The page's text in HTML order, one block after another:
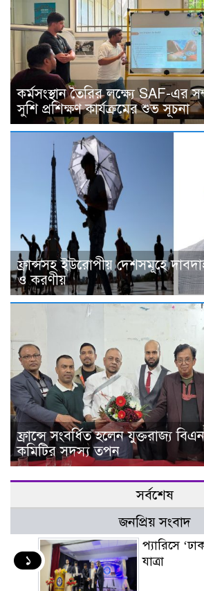
কর্মসংস্থান তৈরির লক্ষ্যে SAF-এর
সুশি প্রশিক্ষণ কার্যক্রমের শুভ সূচনা
ফ্রান্সসহ ইউরোপীয় দেশসমূহে
ও করণীয়
ফ্রান্সে সংবর্ধিত হলেন যুক্তরাজ্য
কমিটির সদস্য তপন
সর্বশেষ
জনপ্রিয় সংবাদ
১
প্যারিসে
যাত্রা